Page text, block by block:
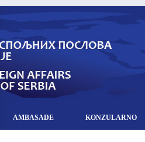
AMBASADE KONZULARNO